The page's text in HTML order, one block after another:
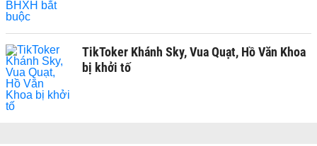
TikToker Khánh Sky, Vua Quạt, Hồ Văn Khoa
bị khởi tố